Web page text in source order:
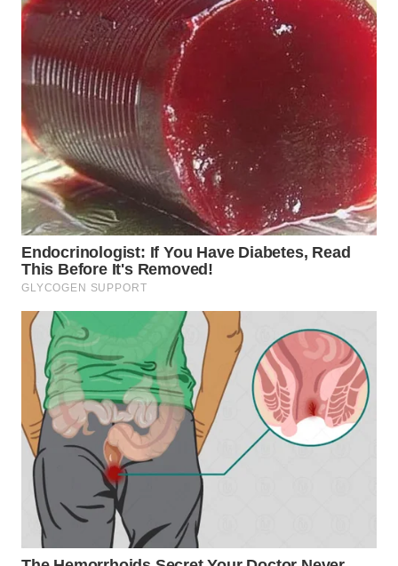
TAPANULI
UTARA
WN
SAMOSIR
WN
PADANG
LAWAS
WN
SUMEDANG
WN
CIANJUR
WN
KEPULAUAN
SERIBU
TANGERANG
WN
BINJAI